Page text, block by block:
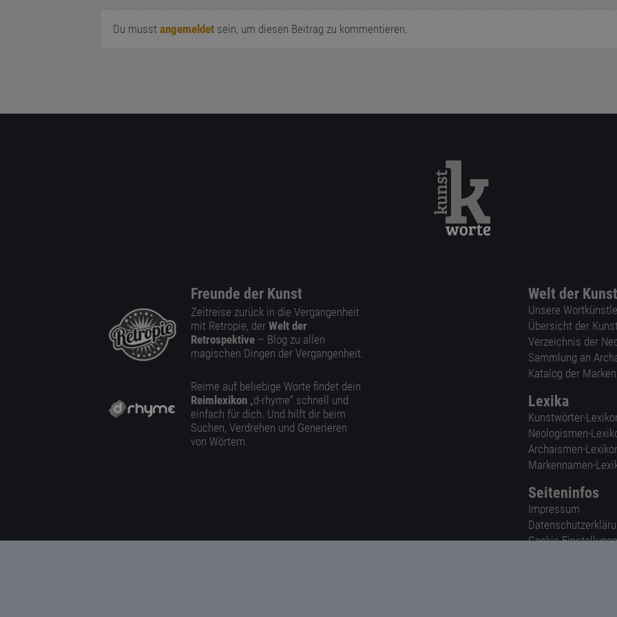
Du musst angemeldet sein, um diesen Beitrag zu kommentieren.
Freunde der Kunst
Zeitreise zurück in die Vergangenheit
mit Retropie, der Welt der
Retrospektive – Blog zu allen
magischen Dingen der Vergangenheit.
Reime auf beliebige Worte findet dein
Reimlexikon „d-rhyme” schnell und
einfach für dich. Und hilft dir beim
Suchen, Verdrehen und Generieren
von Wörtern.
Welt der
Unsere
Übersicht der
Verzeichnis der
Sammlung an
Katalog der
Lexika
Kunstwörter-
Neologismen-
Archaismen-
Markennamen-
Seiteninfos
Impressum
Cookie-